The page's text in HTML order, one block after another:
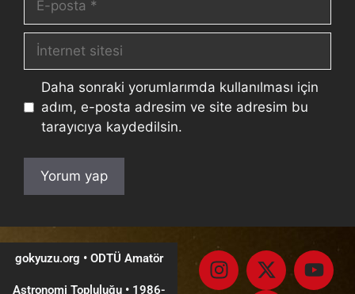
Daha sonraki yorumlarımda kullanılması için
adım, e-posta adresim ve site adresim bu
tarayıcıya kaydedilsin.
gokyuzu.org • ODTÜ Amatör
Astronomi Topluluğu •1986-